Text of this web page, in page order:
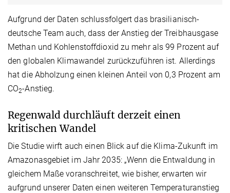
Aufgrund der Daten schlussfolgert das brasilianisch-
deutsche Team auch, dass der Anstieg der Treibhausgase
Methan und Kohlenstoffdioxid zu mehr als 99 Prozent auf
den globalen Klimawandel zurückzuführen ist. Allerdings
hat die Abholzung einen kleinen Anteil von 0,3 Prozent am
CO2-Anstieg.
Regenwald durchläuft derzeit einen
kritischen Wandel
Die Studie wirft auch einen Blick auf die Klima-Zukunft im
Amazonasgebiet im Jahr 2035: „Wenn die Entwaldung in
gleichem Maße voranschreitet, wie bisher, erwarten wir
aufgrund unserer Daten einen weiteren Temperaturanstieg